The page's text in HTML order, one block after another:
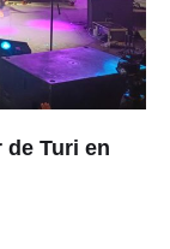
Turi en